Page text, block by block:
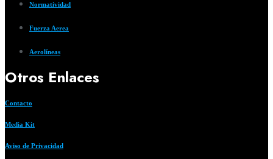
Normatividad
Fuerza Aerea
Aerolíneas
Otros Enlaces
Contacto
Media Kit
Aviso de Privacidad